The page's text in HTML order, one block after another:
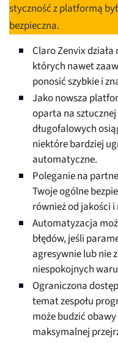
styczność z platformą
bezpieczna.
Claro Zenvix
których nawet
ponosić szybkie i
Jako nowsza
oparta na
długofalowych
niektóre bardziej
automatyczne.
Poleganie na
Twoje ogólne
również od jakości
Automatyzacja
błędów, jeśli
agresywnie lub nie
niespokojnych
Ograniczona
temat zespołu
może budzić
maksymalnej